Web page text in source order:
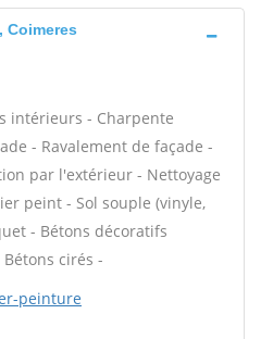
Coimeres
intérieurs - Charpente
- Ravalement de façade -
par l'extérieur - Nettoyage
peint - Sol souple (vinyle,
- Bétons décoratifs
cirés -
peinture